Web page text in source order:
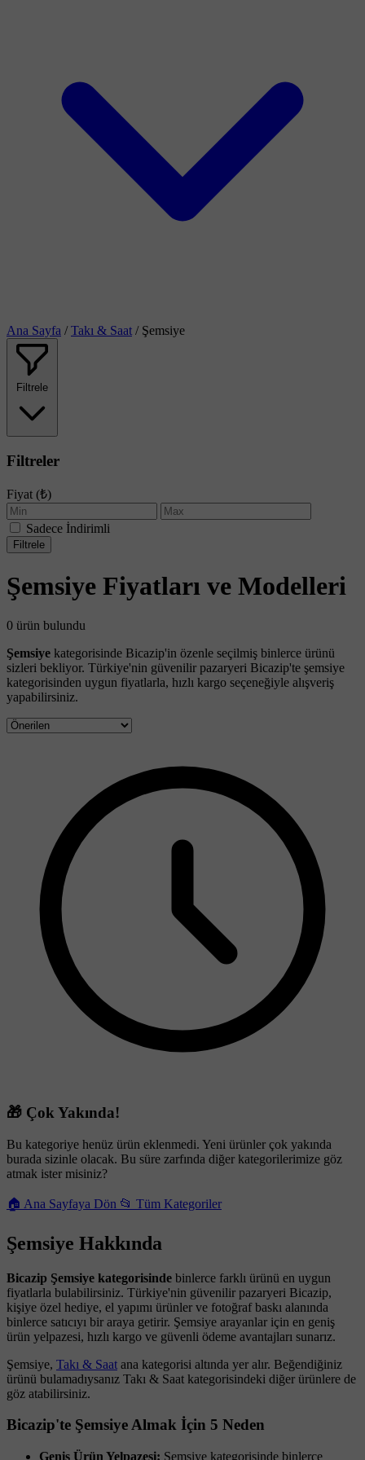
Ana Sayfa / Takı & Saat / Şemsiye
Filtrele
Filtreler
Fiyat (₺)
Sadece İndirimli
Filtrele
Şemsiye Fiyatları ve Modelleri
0 ürün bulundu
Şemsiye kategorisinde Bicazip'in özenle seçilmiş binlerce ürünü
sizleri bekliyor. Türkiye'nin güvenilir pazaryeri Bicazip'te şemsiye
kategorisinden uygun fiyatlarla, hızlı kargo seçeneğiyle alışveriş
yapabilirsiniz.
🎁 Çok Yakında!
Bu kategoriye henüz ürün eklenmedi. Yeni ürünler çok yakında
burada sizinle olacak. Bu süre zarfında diğer kategorilerimize göz
atmak ister misiniz?
🏠 Ana Sayfaya Dön 📂 Tüm Kategoriler
Şemsiye Hakkında
Bicazip Şemsiye kategorisinde binlerce farklı ürünü en uygun
fiyatlarla bulabilirsiniz. Türkiye'nin güvenilir pazaryeri Bicazip,
kişiye özel hediye, el yapımı ürünler ve fotoğraf baskı alanında
binlerce satıcıyı bir araya getirir. Şemsiye arayanlar için en geniş
ürün yelpazesi, hızlı kargo ve güvenli ödeme avantajları sunarız.
Şemsiye, Takı & Saat ana kategorisi altında yer alır. Beğendiğiniz
ürünü bulamadıysanız Takı & Saat kategorisindeki diğer ürünlere de
göz atabilirsiniz.
Bicazip'te Şemsiye Almak İçin 5 Neden
Geniş Ürün Yelpazesi: Şemsiye kategorisinde binlerce